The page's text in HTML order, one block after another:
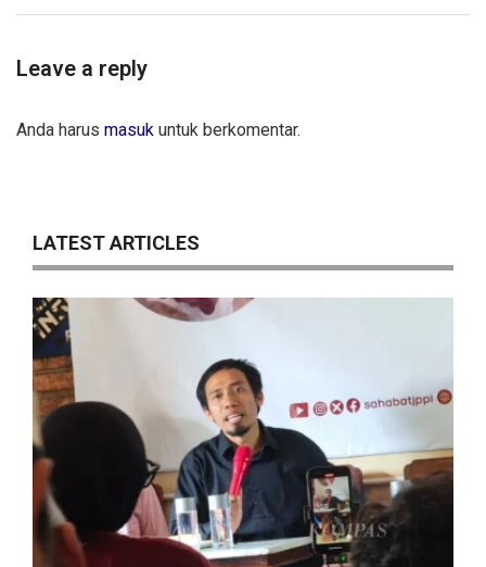
Leave a reply
Anda harus masuk untuk berkomentar.
LATEST ARTICLES